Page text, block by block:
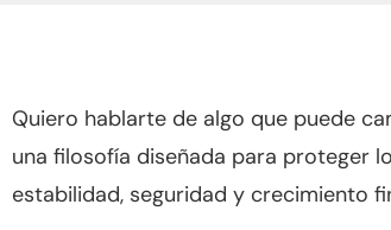
Quiero hablarte de algo que puede
una filosofía diseñada para proteger
estabilidad, seguridad y crecimiento